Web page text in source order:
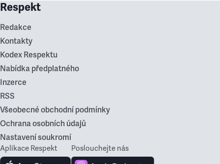
Respekt
Redakce
Kontakty
Kodex Respektu
Nabídka předplatného
Inzerce
RSS
Všeobecné obchodní podmínky
Ochrana osobních údajů
Nastavení soukromí
Aplikace Respekt Poslouchejte nás